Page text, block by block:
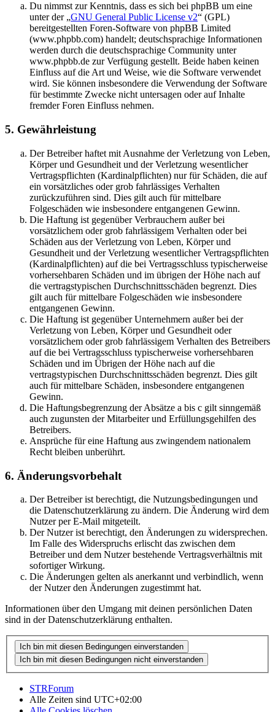
Du nimmst zur Kenntnis, dass es sich bei phpBB um eine
unter der „GNU General Public License v2“ (GPL)
bereitgestellten Foren-Software von phpBB Limited
(www.phpbb.com) handelt; deutschsprachige Informationen
werden durch die deutschsprachige Community unter
www.phpbb.de zur Verfügung gestellt. Beide haben keinen
Einfluss auf die Art und Weise, wie die Software verwendet
wird. Sie können insbesondere die Verwendung der Software
für bestimmte Zwecke nicht untersagen oder auf Inhalte
fremder Foren Einfluss nehmen.
5. Gewährleistung
Der Betreiber haftet mit Ausnahme der Verletzung von Leben,
Körper und Gesundheit und der Verletzung wesentlicher
Vertragspflichten (Kardinalpflichten) nur für Schäden, die auf
ein vorsätzliches oder grob fahrlässiges Verhalten
zurückzuführen sind. Dies gilt auch für mittelbare
Folgeschäden wie insbesondere entgangenen Gewinn.
Die Haftung ist gegenüber Verbrauchern außer bei
vorsätzlichem oder grob fahrlässigem Verhalten oder bei
Schäden aus der Verletzung von Leben, Körper und
Gesundheit und der Verletzung wesentlicher Vertragspflichten
(Kardinalpflichten) auf die bei Vertragsschluss typischerweise
vorhersehbaren Schäden und im übrigen der Höhe nach auf
die vertragstypischen Durchschnittsschäden begrenzt. Dies
gilt auch für mittelbare Folgeschäden wie insbesondere
entgangenen Gewinn.
Die Haftung ist gegenüber Unternehmern außer bei der
Verletzung von Leben, Körper und Gesundheit oder
vorsätzlichem oder grob fahrlässigem Verhalten des Betreibers
auf die bei Vertragsschluss typischerweise vorhersehbaren
Schäden und im Übrigen der Höhe nach auf die
vertragstypischen Durchschnittsschäden begrenzt. Dies gilt
auch für mittelbare Schäden, insbesondere entgangenen
Gewinn.
Die Haftungsbegrenzung der Absätze a bis c gilt sinngemäß
auch zugunsten der Mitarbeiter und Erfüllungsgehilfen des
Betreibers.
Ansprüche für eine Haftung aus zwingendem nationalem
Recht bleiben unberührt.
6. Änderungsvorbehalt
Der Betreiber ist berechtigt, die Nutzungsbedingungen und
die Datenschutzerklärung zu ändern. Die Änderung wird dem
Nutzer per E-Mail mitgeteilt.
Der Nutzer ist berechtigt, den Änderungen zu widersprechen.
Im Falle des Widerspruchs erlischt das zwischen dem
Betreiber und dem Nutzer bestehende Vertragsverhältnis mit
sofortiger Wirkung.
Die Änderungen gelten als anerkannt und verbindlich, wenn
der Nutzer den Änderungen zugestimmt hat.
Informationen über den Umgang mit deinen persönlichen Daten
sind in der Datenschutzerklärung enthalten.
STRForum
Alle Zeiten sind UTC+02:00